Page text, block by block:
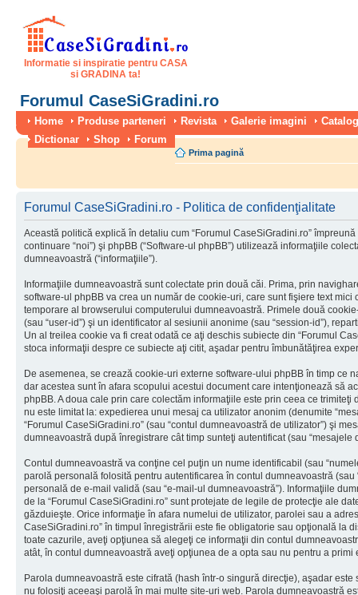
Informatie si inspiratie pentru CASA
si GRADINA ta!
Forumul CaseSiGradini.ro
Home Produse parteneri Revista Galerie imagini
Dictionar
Shop Forum
Prima pagină
Forumul CaseSiGradini.ro - Politica de confidenţialitate
Această politică explică în detaliu cum “Forumul CaseSiGradini.ro”
continuare “noi”) şi phpBB (“Software-ul phpBB”) utilizează informaţiile
dumneavoastră (“informaţiile”).
Informaţiile dumneavoastră sunt colectate prin două căi. Prima, prin
software-ul phpBB va crea un număr de cookie-uri, care sunt fişiere text mici
temporare al browserului computerului dumneavoastră. Primele două
(sau “user-id”) şi un identificator al sesiunii anonime (sau “session-id”),
Un al treilea cookie va fi creat odată ce aţi deschis subiecte din “Forumul
stoca informaţii despre ce subiecte aţi citit, aşadar pentru îmbunătăţirea
De asemenea, se crează cookie-uri externe software-ului phpBB în timp ce
dar acestea sunt în afara scopului acestui document care intenţionează să
phpBB. A doua cale prin care colectăm informaţiile este prin ceea ce trimiteţi
nu este limitat la: expedierea unui mesaj ca utilizator anonim (denumite
“Forumul CaseSiGradini.ro” (sau “contul dumneavoastră de utilizator”) şi
dumneavoastră după înregistrare cât timp sunteţi autentificat (sau “mesajele
Contul dumneavoastră va conţine cel puţin un nume identificabil (sau
parolă personală folosită pentru autentificarea în contul dumneavoastră (sau
personală de e-mail validă (sau “e-mail-ul dumneavoastră”). Informaţiile
de la “Forumul CaseSiGradini.ro” sunt protejate de legile de protecţie ale
găzduieşte. Orice informaţie în afara numelui de utilizator, parolei sau a
CaseSiGradini.ro” în timpul înregistrării este fie obligatorie sau opţională la
toate cazurile, aveţi opţiunea să alegeţi ce informaţii din contul
atât, în contul dumneavoastră aveţi opţiunea de a opta sau nu pentru a
Parola dumneavoastră este cifrată (hash într-o singură direcţie), aşadar este
nu folosiţi aceeaşi parolă în mai multe site-uri web. Parola dumneavoastră